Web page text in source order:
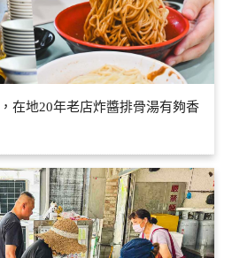
在地20年老店炸醬排骨湯有夠香